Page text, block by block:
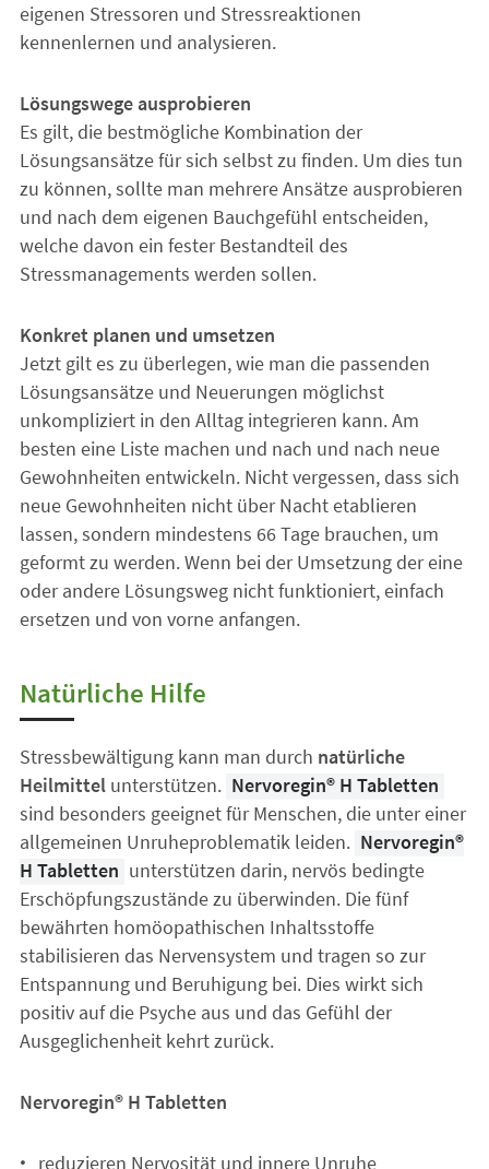
eigenen Stressoren und Stressreaktionen
kennenlernen und analysieren.
Lösungswege ausprobieren
Es gilt, die bestmögliche Kombination der
Lösungsansätze für sich selbst zu finden. Um dies tun
zu können, sollte man mehrere Ansätze ausprobieren
und nach dem eigenen Bauchgefühl entscheiden,
welche davon ein fester Bestandteil des
Stressmanagements werden sollen.
Konkret planen und umsetzen
Jetzt gilt es zu überlegen, wie man die passenden
Lösungsansätze und Neuerungen möglichst
unkompliziert in den Alltag integrieren kann. Am
besten eine Liste machen und nach und nach neue
Gewohnheiten entwickeln. Nicht vergessen, dass sich
neue Gewohnheiten nicht über Nacht etablieren
lassen, sondern mindestens 66 Tage brauchen, um
geformt zu werden. Wenn bei der Umsetzung der eine
oder andere Lösungsweg nicht funktioniert, einfach
ersetzen und von vorne anfangen.
Natürliche Hilfe
Stressbewältigung kann man durch natürliche
Heilmittelunterstützen. Nervoregin® H Tabletten
sind besonders geeignet für Menschen, die unter einer
allgemeinen Unruheproblematik leiden. Nervoregin®
H Tabletten unterstützen darin, nervös bedingte
Erschöpfungszustände zu überwinden. Die fünf
bewährten homöopathischen Inhaltsstoffe
stabilisieren das Nervensystem und tragen so zur
Entspannung und Beruhigung bei. Dies wirkt sich
positiv auf die Psyche aus und das Gefühl der
Ausgeglichenheit kehrt zurück.
Nervoregin® H Tabletten
reduzieren Nervosität und innere Unruhe